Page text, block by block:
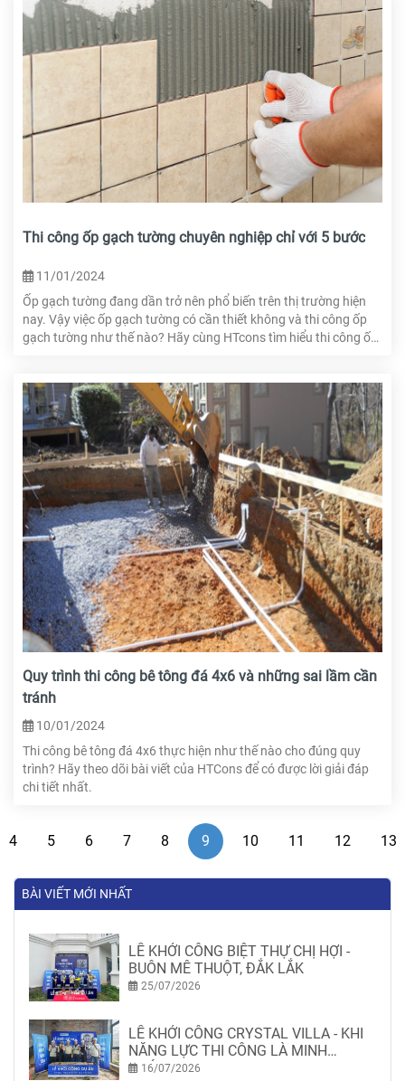
Thi công ốp gạch tường chuyên nghiệp chỉ với 5 bước
11/01/2024
Ốp gạch tường đang dần trở nên phổ biến trên thị trường hiện
nay. Vậy việc ốp gạch tường có cần thiết không và thi công ốp
gạch tường như thế nào? Hãy cùng HTcons tìm hiểu thi công ốp
Quy trình thi công bê tông đá 4x6 và những sai lầm cần
tránh
10/01/2024
Thi công bê tông đá 4x6 thực hiện như thế nào cho đúng quy
trình? Hãy theo dõi bài viết của HTCons để có được lời giải đáp
chi tiết nhất.
4 5 6 7 8 9 10 11 12 13
BÀI VIẾT MỚI NHẤT
LỄ KHỞI CÔNG BIỆT THỰ CHỊ HỢI -
BUÔN MÊ THUỘT, ĐẮK LẮK
25/07/2026
LỄ KHỞI CÔNG CRYSTAL VILLA - KHI
NĂNG LỰC THI CÔNG LÀ MINH
CHỨNG
16/07/2026